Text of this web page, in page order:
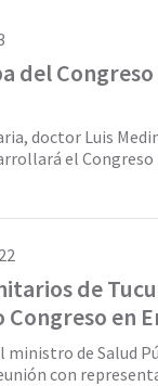
del
doctor Luis
el Congreso
de
en
ministro de Salud
con